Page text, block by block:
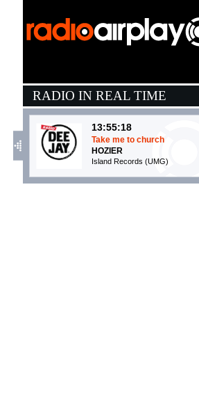
RADIO IN REAL TIME
13:55:18
Take me to church
HOZIER
Island Records (UMG)